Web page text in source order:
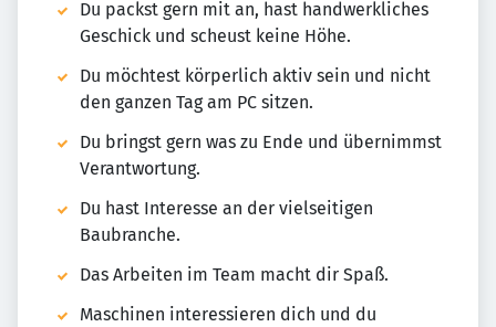
Du packst gern mit an, hast handwerkliches
Geschick und scheust keine Höhe.
Du möchtest körperlich aktiv sein und nicht
den ganzen Tag am PC sitzen.
Du bringst gern was zu Ende und übernimmst
Verantwortung.
Du hast Interesse an der vielseitigen
Baubranche.
Das Arbeiten im Team macht dir Spaß.
Maschinen interessieren dich und du